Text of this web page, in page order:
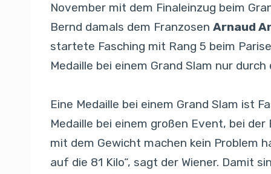
November mit dem Finaleinzug beim
Bernd damals dem Franzosen Arnaud
startete Fasching mit Rang 5 beim
Medaille bei einem Grand Slam nur durch
Eine Medaille bei einem Grand Slam ist
Medaille bei einem großen Event, bei
mit dem Gewicht machen kein Problem
auf die 81 Kilo“, sagt der Wiener. Damit